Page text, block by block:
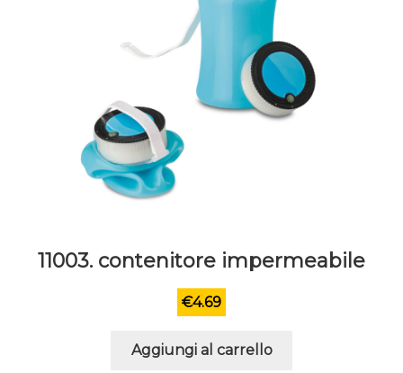
11003. contenitore impermeabile
€4.69
Aggiungi al carrello